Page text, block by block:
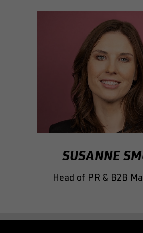
SUSANNE
Head of PR & B2B